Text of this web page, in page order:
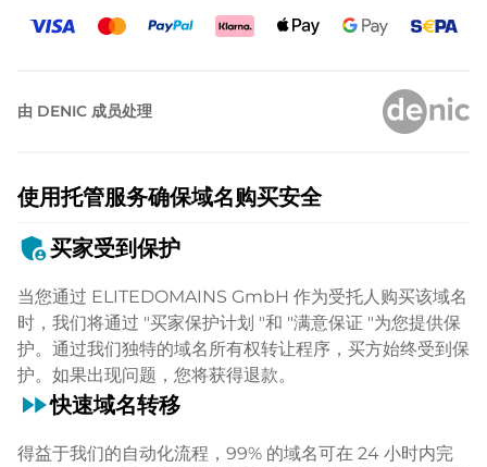
由 DENIC 成员处理
使用托管服务确保域名购买安全
admin_panel_settings买家受到保护
当您通过 ELITEDOMAINS GmbH 作为受托人购买该域名
时，我们将通过 "买家保护计划 "和 "满意保证 "为您提供保
护。通过我们独特的域名所有权转让程序，买方始终受到保
护。如果出现问题，您将获得退款。
fast_forward快速域名转移
得益于我们的自动化流程，99% 的域名可在 24 小时内完